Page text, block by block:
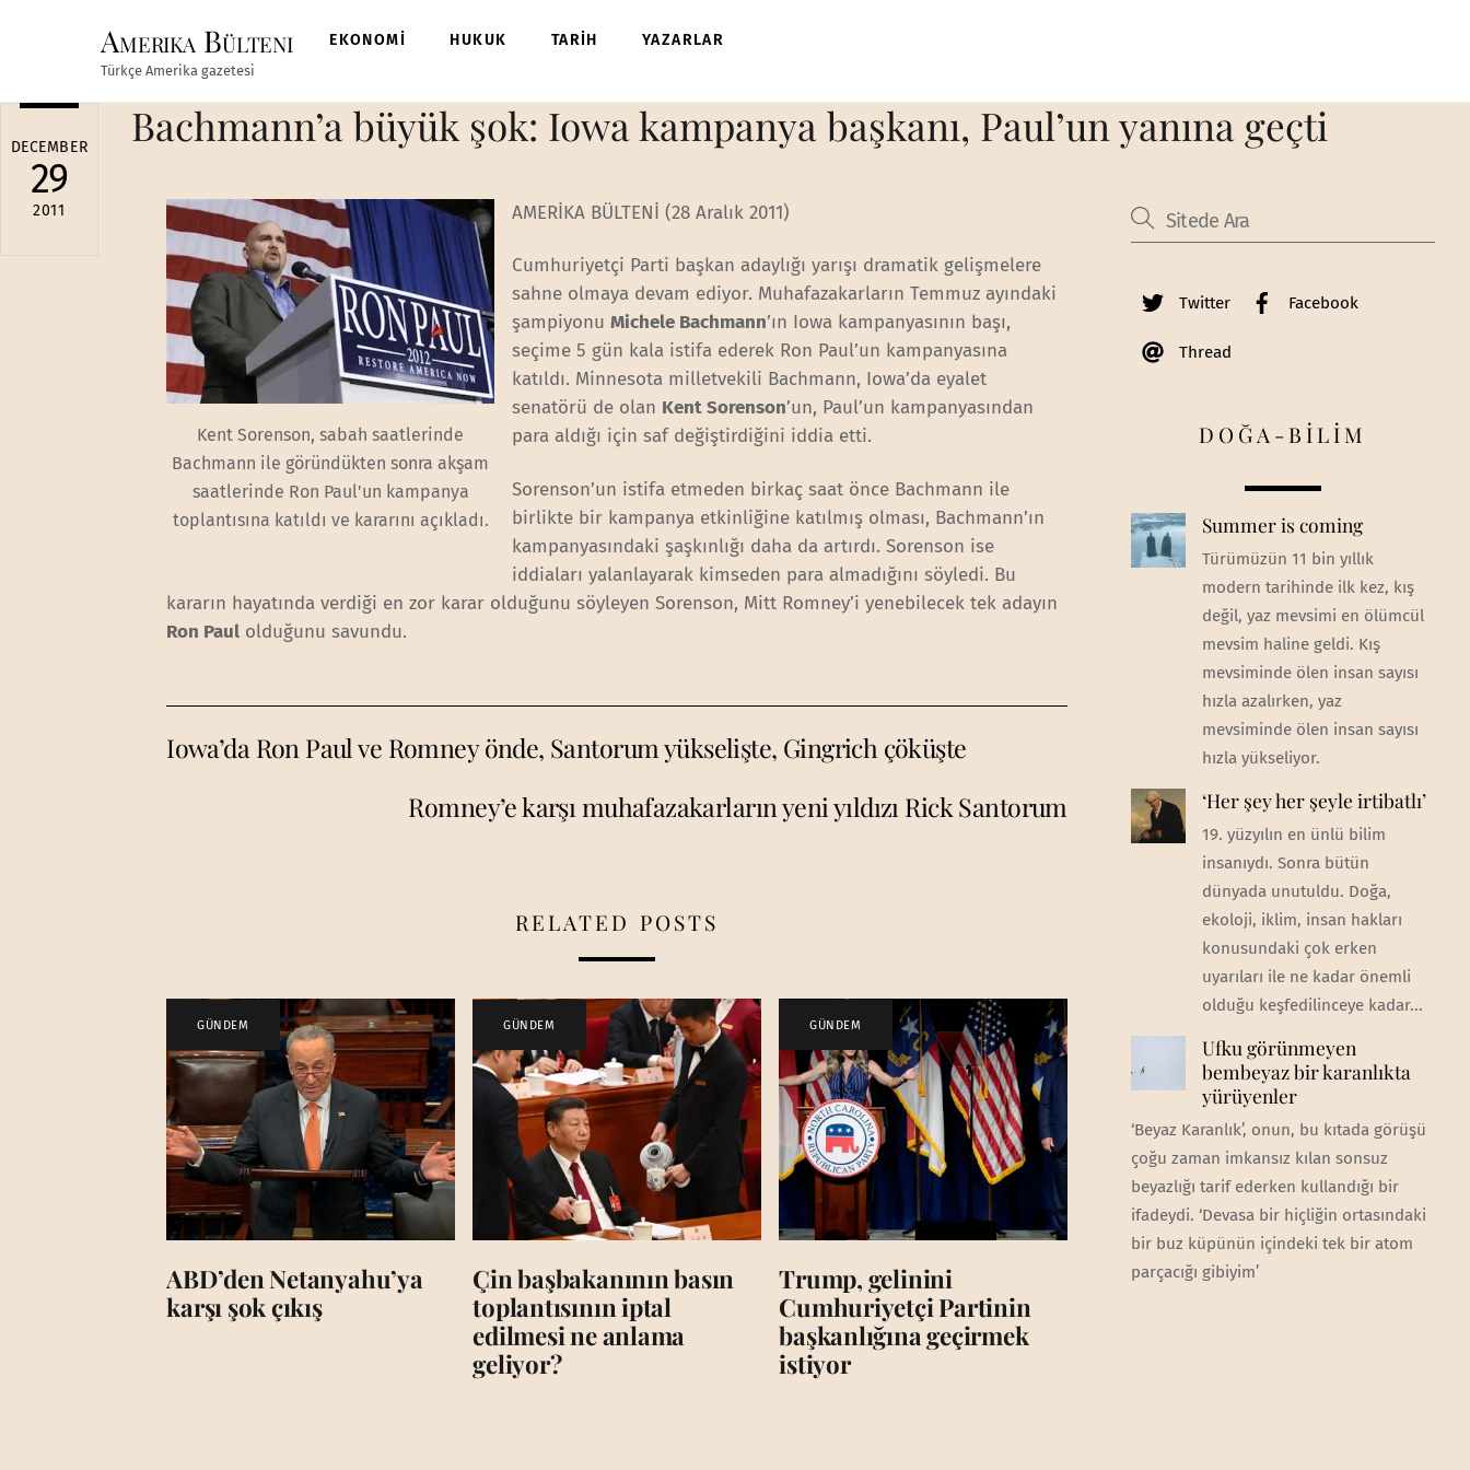
Amerika Bülteni
Türkçe Amerika gazetesi
EKONOMİ HUKUK TARİH YAZARLAR
DECEMBER
29
2011
Bachmann’a büyük şok: Iowa kampanya başkanı, Paul’un yanına geçti
Kent Sorenson, sabah saatlerinde
Bachmann ile göründükten sonra akşam
saatlerinde Ron Paul'un kampanya
toplantısına katıldı ve kararını açıkladı.
AMERİKA BÜLTENİ (28 Aralık 2011)
Cumhuriyetçi Parti başkan adaylığı yarışı dramatik gelişmelere
sahne olmaya devam ediyor. Muhafazakarların Temmuz ayındaki
şampiyonuMichele Bachmann’ın Iowa kampanyasının başı,
seçime 5 gün kala istifa ederek Ron Paul’un kampanyasına
katıldı. Minnesota milletvekili Bachmann, Iowa’da eyalet
senatörü de olan Kent Sorenson’un, Paul’un kampanyasından
para aldığı için saf değiştirdiğini iddia etti.
Sorenson’un istifa etmeden birkaç saat önce Bachmann ile
birlikte bir kampanya etkinliğine katılmış olması, Bachmann’ın
kampanyasındaki şaşkınlığı daha da artırdı. Sorenson ise
iddiaları yalanlayarak kimseden para almadığını söyledi. Bu
kararın hayatında verdiği en zor karar olduğunu söyleyen Sorenson, Mitt Romney’i yenebilecek tek adayın
Ron Paul olduğunu savundu.
Iowa’da Ron Paul ve Romney önde, Santorum yükselişte, Gingrich çöküşte
Romney’e karşı muhafazakarların yeni yıldızı Rick Santorum
RELATED POSTS
GÜNDEM
ABD’den Netanyahu’ya
karşı şok çıkış
GÜNDEM
Çin başbakanının basın
toplantısının iptal
edilmesi ne anlama
geliyor?
GÜNDEM
Trump, gelinini
Cumhuriyetçi Partinin
başkanlığına geçirmek
istiyor
Twitter Facebook
Thread
DOĞA-BİLİM
Summer is coming
Türümüzün 11 bin yıllık
modern tarihinde ilk kez, kış
değil, yaz mevsimi en ölümcül
mevsim haline geldi. Kış
mevsiminde ölen insan sayısı
hızla azalırken, yaz
mevsiminde ölen insan sayısı
hızla yükseliyor.
‘Her şey her şeyle irtibatlı’
19. yüzyılın en ünlü bilim
insanıydı. Sonra bütün
dünyada unutuldu. Doğa,
ekoloji, iklim, insan hakları
konusundaki çok erken
uyarıları ile ne kadar önemli
olduğu keşfedilinceye kadar...
Ufku görünmeyen
bembeyaz bir karanlıkta
yürüyenler
‘Beyaz Karanlık’, onun, bu kıtada görüşü
çoğu zaman imkansız kılan sonsuz
beyazlığı tarif ederken kullandığı bir
ifadeydi. ‘Devasa bir hiçliğin ortasındaki
bir buz küpünün içindeki tek bir atom
parçacığı gibiyim’